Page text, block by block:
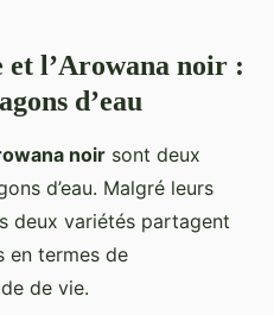
et l’Arowana noir :
d’eau
noir sont deux
d’eau. Malgré leurs
deux variétés partagent
en termes de
de vie.